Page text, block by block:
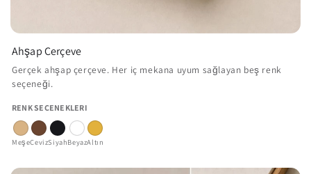
Ahşap Çerçeve
Gerçek ahşap çerçeve. Her iç mekana uyum sağlayan beş renk
seçeneği.
RENK SEÇENEKLERI
MeşeCevizSiyahBeyazAltın